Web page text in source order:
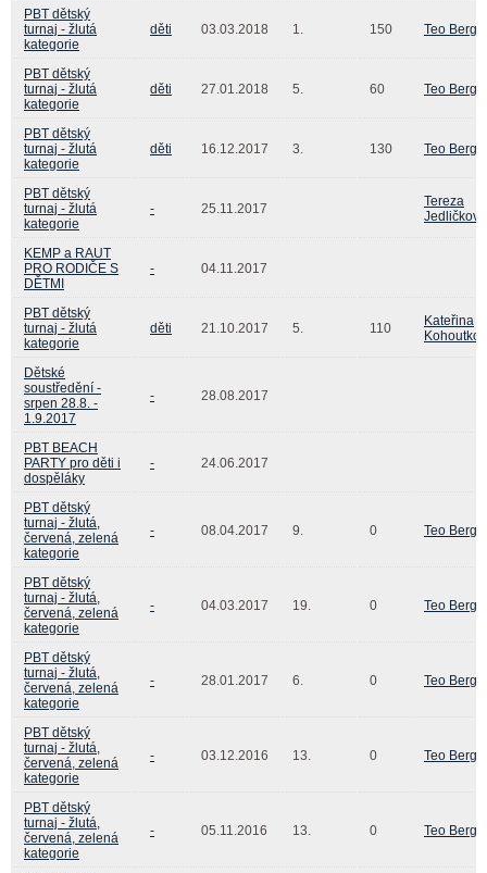
PBT dětský
turnaj - žlutá
kategorie
děti 03.03.2018 1. 150 Teo
PBT dětský
turnaj - žlutá
kategorie
děti 27.01.2018 5. 60 Teo
PBT dětský
turnaj - žlutá
kategorie
děti 16.12.2017 3. 130 Teo
PBT dětský
turnaj - žlutá
kategorie
- 25.11.2017
Tereza
Jedličková
KEMP a RAUT
PRO RODIČE S
DĚTMI
- 04.11.2017
PBT dětský
turnaj - žlutá
kategorie
děti 21.10.2017 5. 110
Kateřina
Dětské
soustředění -
srpen 28.8. -
1.9.2017
- 28.08.2017
PBT BEACH
PARTY pro děti i
dospěláky
- 24.06.2017
PBT dětský
turnaj - žlutá,
červená, zelená
kategorie
- 08.04.2017 9. 0 Teo
PBT dětský
turnaj - žlutá,
červená, zelená
kategorie
- 04.03.2017 19. 0 Teo
PBT dětský
turnaj - žlutá,
červená, zelená
kategorie
- 28.01.2017 6. 0 Teo
PBT dětský
turnaj - žlutá,
červená, zelená
kategorie
- 03.12.2016 13. 0 Teo
PBT dětský
turnaj - žlutá,
červená, zelená
kategorie
- 05.11.2016 13. 0 Teo